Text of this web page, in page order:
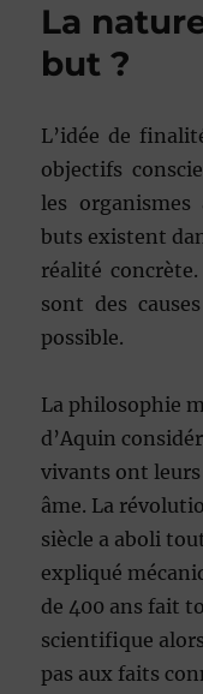
La
but ?
L’idée de
objectifs
les
buts existent
réalité
sont des
possible.
La philosophie
d’Aquin
vivants ont
âme. La
siècle a aboli
expliqué
de 400 ans fait
scientifique
pas aux faits